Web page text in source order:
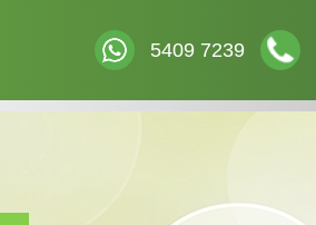
5409 7239